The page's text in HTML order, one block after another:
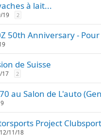
à lait...
19 2
50th Anniversary -
de Suisse
17 2
au Salon de L'auto
Project
12/11/18